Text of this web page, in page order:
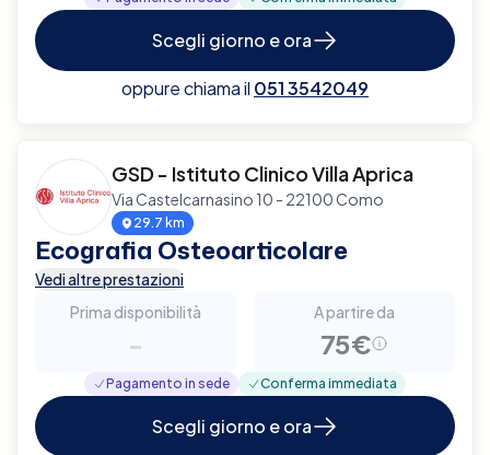
Scegli giorno e ora
oppure chiama il 051 3542049
GSD - Istituto Clinico Villa Aprica
Via Castelcarnasino 10 - 22100 Como
29.7 km
Ecografia Osteoarticolare
Vedi altre prestazioni
Prima disponibilità
-
A partire da
75€
Pagamento in sede Conferma immediata
Scegli giorno e ora